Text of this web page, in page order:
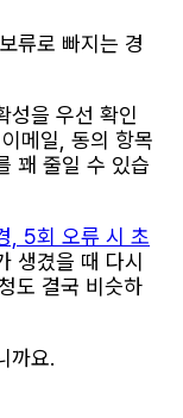
류로 빠지는 경
성을 우선 확인
메일, 동의 항목
꽤 줄일 수 있습
, 5회 오류 시 초
생겼을 때 다시
도 결국 비슷하
까요.